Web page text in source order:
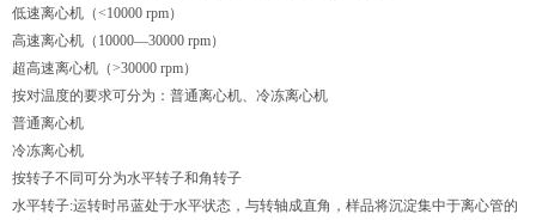
低速离心机（<10000 rpm）
高速离心机（10000—30000 rpm）
超高速离心机（>30000 rpm）
按对温度的要求可分为：普通离心机、冷冻离心机
普通离心机
冷冻离心机
按转子不同可分为水平转子和角转子
水平转子:运转时吊蓝处于水平状态，与转轴成直角，样品将沉淀集中于离心管的